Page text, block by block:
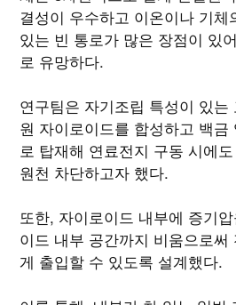
결성이 우수하고 이온이나 기체
있는 빈 통로가 많은 장점이 있
로 유망하다.
연구팀은 자기조립 특성이 있
원 자이로이드를 합성하고 백금
로 탑재해 연료전지 구동 시에
원천 차단하고자 했다.
또한, 자이로이드 내부에 증기
이드 내부 공간까지 비움으로
게 출입할 수 있도록 설계했다.